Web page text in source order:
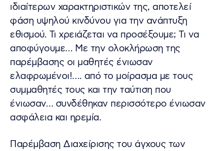
ιδιαίτερων χαρακτηριστικών της, αποτελεί
φάση υψηλού κινδύνου για την ανάπτυξη
εθισμού. Τι χρειάζεται να προσέξουμε; Τι να
αποφύγουμε… Με την ολοκλήρωση της
παρέμβασης οι μαθητές ένιωσαν
ελαφρωμένοι!…. από το μοίρασμα με τους
συμμαθητές τους και την ταύτιση που
ένιωσαν… συνδέθηκαν περισσότερο ένιωσαν
ασφάλεια και ηρεμία.
Παρέμβαση Διαχείρισης του άγχους των